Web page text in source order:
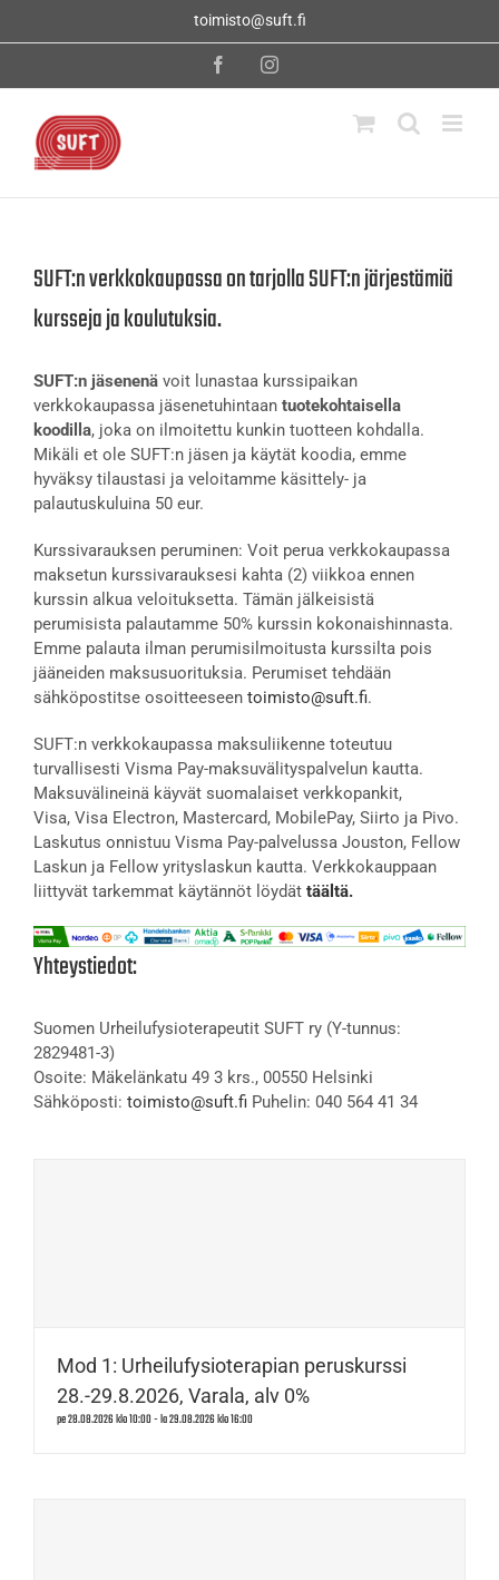
toimisto@suft.fi
FacebookInstagram
SUFT:n verkkokaupassa on tarjolla SUFT:n järjestämiä
kursseja ja koulutuksia.
SUFT:n jäsenenä voit lunastaa kurssipaikan
verkkokaupassa jäsenetuhintaan tuotekohtaisella
koodilla, joka on ilmoitettu kunkin tuotteen kohdalla.
Mikäli et ole SUFT:n jäsen ja käytät koodia, emme
hyväksy tilaustasi ja veloitamme käsittely- ja
palautuskuluina 50 eur.
Kurssivarauksen peruminen: Voit perua verkkokaupassa
maksetun kurssivarauksesi kahta (2) viikkoa ennen
kurssin alkua veloituksetta. Tämän jälkeisistä
perumisista palautamme 50% kurssin kokonaishinnasta.
Emme palauta ilman perumisilmoitusta kurssilta pois
jääneiden maksusuorituksia. Perumiset tehdään
sähköpostitse osoitteeseen toimisto@suft.fi.
SUFT:n verkkokaupassa maksuliikenne toteutuu
turvallisesti Visma Pay-maksuvälityspalvelun kautta.
Maksuvälineinä käyvät suomalaiset verkkopankit,
Visa, Visa Electron, Mastercard, MobilePay, Siirto ja Pivo.
Laskutus onnistuu Visma Pay-palvelussa Jouston, Fellow
Laskun ja Fellow yrityslaskun kautta. Verkkokauppaan
liittyvät tarkemmat käytännöt löydät täältä.
Yhteystiedot:
Suomen Urheilufysioterapeutit SUFT ry (Y-tunnus:
2829481-3)
Osoite: Mäkelänkatu 49 3 krs., 00550 Helsinki
Sähköposti: toimisto@suft.fi Puhelin: 040 564 41 34
Mod 1: Urheilufysioterapian peruskurssi
28.-29.8.2026, Varala, alv 0%
pe 28.08.2026 klo 10:00-la 29.08.2026 klo 16:00